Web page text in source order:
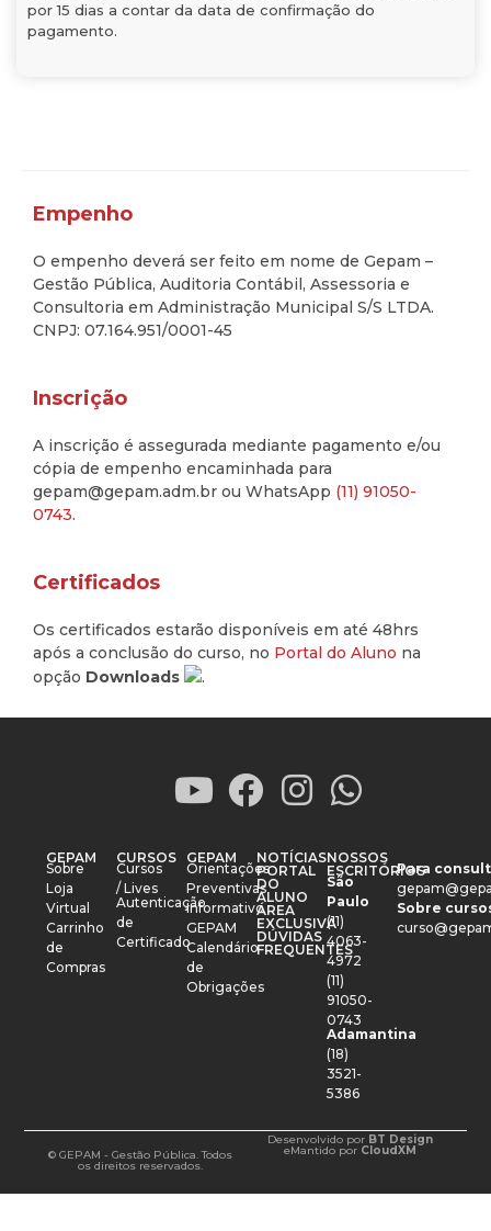
por 15 dias a contar da data de confirmação do
pagamento.
Empenho
O empenho deverá ser feito em nome de Gepam –
Gestão Pública, Auditoria Contábil, Assessoria e
Consultoria em Administração Municipal S/S LTDA.
CNPJ: 07.164.951/0001-45
Inscrição
A inscrição é assegurada mediante pagamento e/ou
cópia de empenho encaminhada para
gepam@gepam.adm.br ou WhatsApp (11) 91050-
0743.
Certificados
Os certificados estarão disponíveis em até 48hrs
após a conclusão do curso, no Portal do Aluno na
opção Downloads .
GEPAM
Sobre
Loja
Virtual
Carrinho
de
Compras
CURSOS
Cursos
/ Lives
Autenticação
de
Certificado
GEPAM
Orientações
Preventivas
Informativo
GEPAM
Calendário
de
Obrigações
NOTÍCIAS
PORTAL
DO
ALUNO
ÁREA
EXCLUSIVA
DÚVIDAS
FREQUENTES
NOSSOS
ESCRITÓRIOS
São
Paulo
(11)
4063-
4972
(11)
91050-
0743
Adamantina
(18)
3521-
5386
Para
Sobre
© GEPAM - Gestão Pública. Todos
os direitos reservados.
Desenvolvido por BT Design
eMantido por CloudXM